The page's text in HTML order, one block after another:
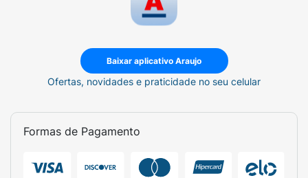
Baixar aplicativo Araujo
Ofertas, novidades e praticidade no seu celular
Formas de Pagamento